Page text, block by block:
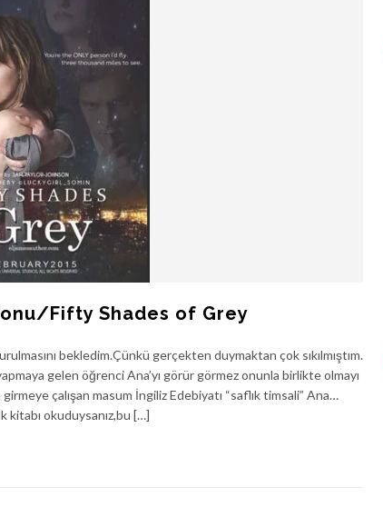
Fifty Shades of Grey
bekledim.Çünkü gerçekten duymaktan çok sıkılmıştım.
gelen öğrenci Ana’yı görür görmez onunla birlikte olmayı
çalışan masum İngiliz Edebiyatı “saflık timsali” Ana…
okuduysanız,bu […]